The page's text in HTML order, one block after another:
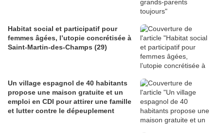
Habitat social et participatif pour
femmes âgées, l’utopie concrétisée à
Saint-Martin-des-Champs (29)
Un village espagnol de 40 habitants
propose une maison gratuite et un
emploi en CDI pour attirer une famille
et lutter contre le dépeuplement